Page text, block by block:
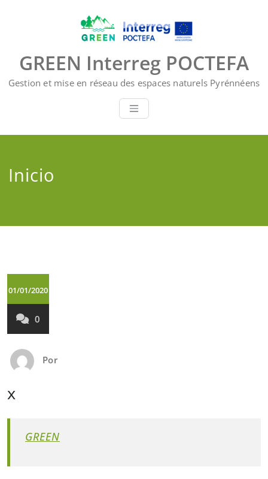
GREEN Interreg POCTEFA
Gestion et mise en réseau des espaces naturels Pyrénnéens
Inicio
01/01/2020
0
Por
x
GREEN